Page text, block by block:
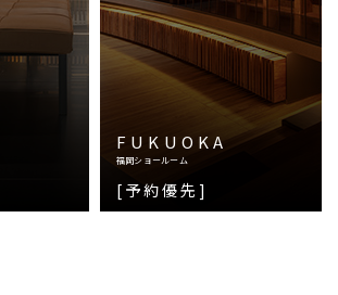
FUKUOKA
福岡ショールーム
[予約優先]